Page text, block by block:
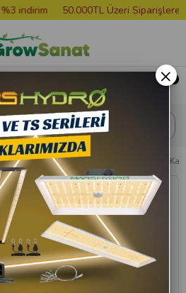
50.000TL Üzeri Siparişlere
Toprak Biobizz Juju Royal Coco
×